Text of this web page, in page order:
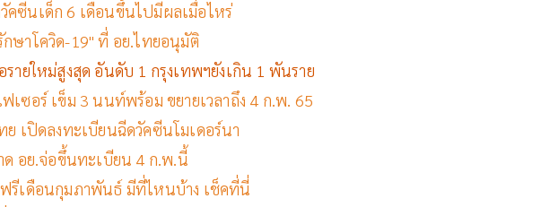
คซีนเด็ก 6 เดือนขึ้นไปมีผลเมื่อไหร่
ษาโควิด-19" ที่ อย.ไทยอนุมัติ
ายใหม่สูงสุด อันดับ 1 กรุงเทพฯยังเกิน 1 พันราย
เซอร์ เข็ม 3 นนท์พร้อม ขยายเวลาถึง 4 ก.พ. 65
ย เปิดลงทะเบียนฉีดวัคซีนโมเดอร์นา
อย.จ่อขึ้นทะเบียน 4 ก.พ.นี้
รีเดือนกุมภาพันธ์ มีที่ไหนบ้าง เช็คที่นี่